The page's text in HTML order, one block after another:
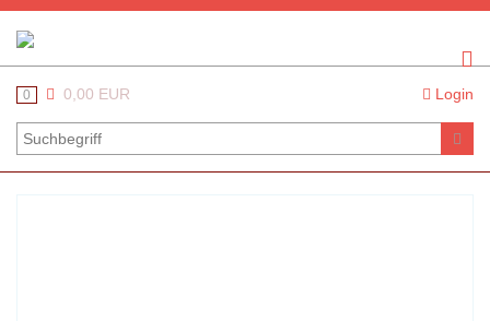
0 0,00 EUR Login